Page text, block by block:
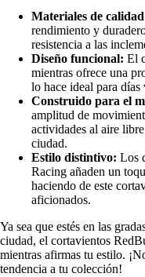
Materiales de
rendimiento y
resistencia a las
Diseño funcional: El
mientras ofrece una
lo hace ideal para días
Construido para el
amplitud de
actividades al aire
ciudad.
Estilo distintivo: Los
Racing añaden un
haciendo de este
aficionados.
Ya sea que estés en las
ciudad, el cortavientos
mientras afirmas tu estilo.
tendencia a tu colección!